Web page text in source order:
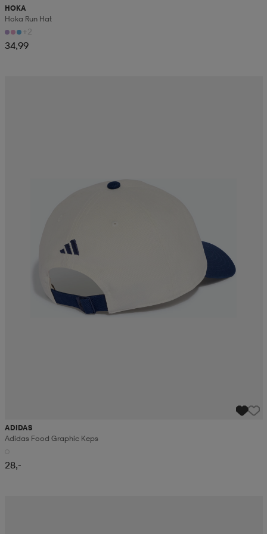
HOKA
Hoka Run Hat
+2
34,99
ADIDAS
Adidas Food Graphic Keps
28,-